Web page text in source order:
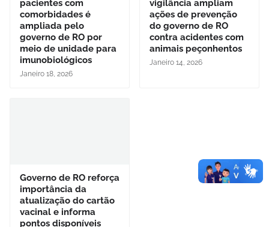
pacientes com
comorbidades é
ampliada pelo
governo de RO por
meio de unidade para
imunobiológicos
Janeiro 18, 2026
vigilância ampliam
ações de prevenção
do governo de RO
contra acidentes com
animais peçonhentos
Janeiro 14, 2026
Governo de RO reforça
importância da
atualização do cartão
vacinal e informa
pontos disponíveis